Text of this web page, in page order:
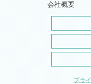
会社概要
プラ